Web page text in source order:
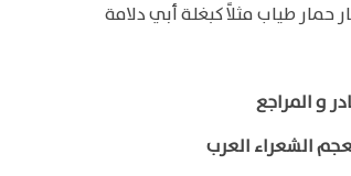
حمار طياب مثلاً كبغلة أبي دلامة
و المراجع
الشعراء العرب